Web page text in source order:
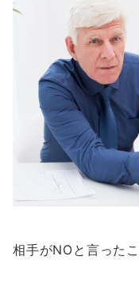
相手がNOと言った